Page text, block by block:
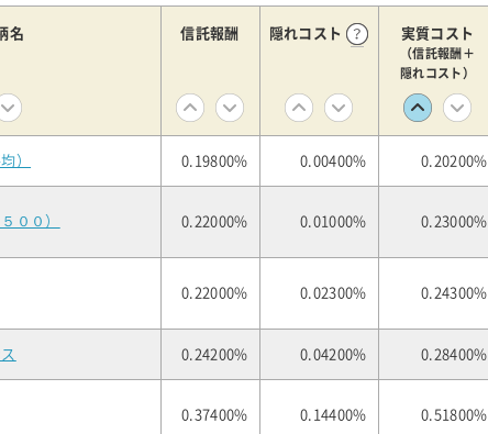
名 信託報酬 隠れコスト 実質コスト
（信託報酬＋
隠れコスト）
） 0.19800% 0.00400% 0.20200%
００） 0.22000% 0.01000% 0.23000%
0.22000% 0.02300% 0.24300%
0.24200% 0.04200% 0.28400%
0.37400% 0.14400% 0.51800%